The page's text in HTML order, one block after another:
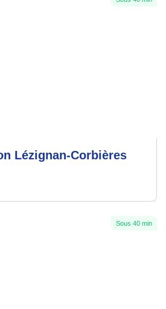
Lézignan-Corbières
Sous 40 min